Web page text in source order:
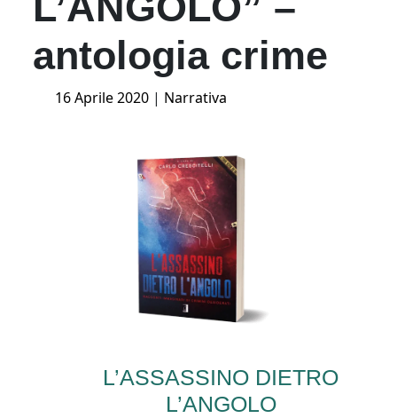
antologia crime
Posted
16 Aprile 2020 | Narrativa
L’ASSASSINO DIETRO
L’ANGOLO